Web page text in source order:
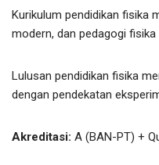
Kurikulum pendidikan fisika
modern, dan pedagogi
Lulusan pendidikan fisika
dengan pendekatan
Akreditasi: A (BAN-PT) +